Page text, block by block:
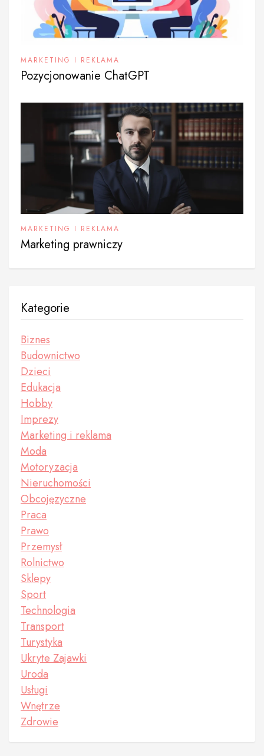
MARKETING I REKLAMA
Pozycjonowanie ChatGPT
MARKETING I REKLAMA
Marketing prawniczy
Kategorie
Biznes
Budownictwo
Dzieci
Edukacja
Hobby
Imprezy
Marketing i reklama
Moda
Motoryzacja
Nieruchomości
Obcojęzyczne
Praca
Prawo
Przemysł
Rolnictwo
Sklepy
Sport
Technologia
Transport
Turystyka
Ukryte Zajawki
Uroda
Usługi
Wnętrze
Zdrowie